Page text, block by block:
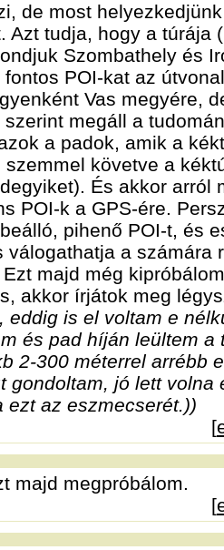
de most
Azt tudja, hogy a túrája
Szombathely és
fontos POI-kat az
Vas megyére,
megáll a
a padok, amik a
szemmel követve a
És akkor arról
POI-k a GPS-ére.
pihenő POI-t, és
válogathatja a számára
Ezt majd még
akkor írjátok meg
eddig is el voltam e
és pad híján leültem
2-300 méterrel arrébb
gondoltam, jó lett
ezt az eszmecserét.))
[
majd megpróbálom.
[